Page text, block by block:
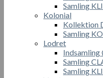
Samling
Kolonial
Kollektion
Samling
Lodret
Samling
Samling